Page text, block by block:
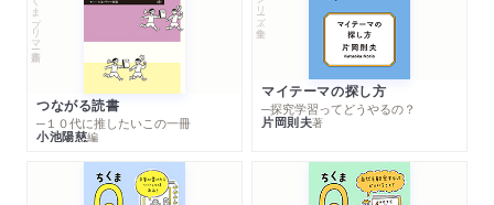
つながる読書
─１０代に推したいこの一冊
小池陽慈編
マイテーマの探し方
─探究学習ってどうやるの？
片岡則夫著